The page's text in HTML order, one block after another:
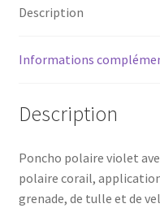
Description
Informations
Description
Poncho polaire violet
polaire corail,
grenade, de tulle et de